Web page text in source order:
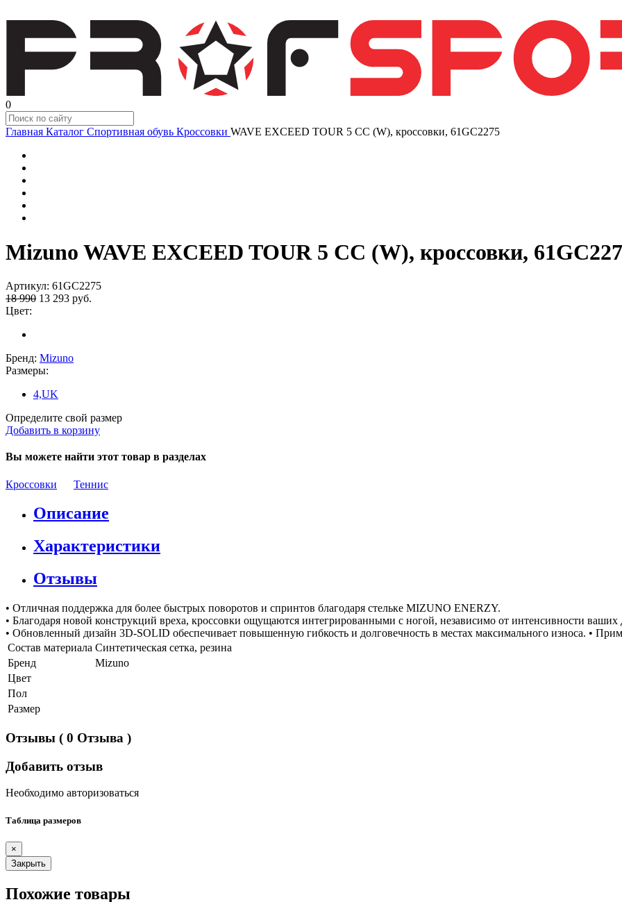
0
Главная Каталог Спортивная обувь Кроссовки WAVE EXCEED TOUR 5 CC (W), кроссовки, 61GC2275
Mizuno WAVE EXCEED TOUR 5 CC (W), кроссовки,
Артикул: 61GC2275
18 990 13 293 руб.
Цвет:
Бренд: Mizuno
Размеры:
4,UK
Определите свой размер
Добавить в корзину
Вы можете найти этот товар в разделах
Кроссовки Теннис
Описание
Характеристики
Отзывы
• Отличная поддержка для более быстрых поворотов и спринтов благодаря стельке MIZUNO ENERZY.
• Благодаря новой конструкций вреха, кроссовки ощущаются интегрированными с ногой, независимо от интенсивности
• Обновленный дизайн 3D-SOLID обеспечивает повышенную гибкость и долговечность в местах максимального износа. •
Состав материала Синтетическая сетка, резина
Бренд
Mizuno
Цвет
Пол
Размер
Отзывы ( 0 Отзыва )
Добавить отзыв
Необходимо авторизоваться
Таблица размеров
×
Закрыть
Похожие товары